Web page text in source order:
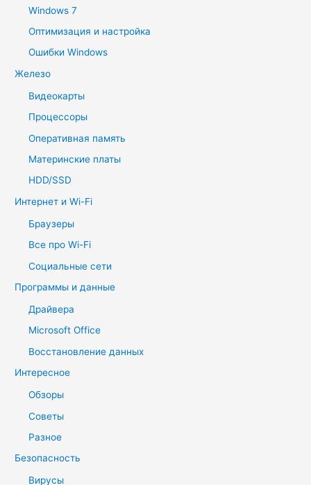
Windows 7
Оптимизация и настройка
Ошибки Windows
Железо
Видеокарты
Процессоры
Оперативная память
Материнские платы
HDD/SSD
Интернет и Wi-Fi
Браузеры
Все про Wi-Fi
Социальные сети
Программы и данные
Драйвера
Microsoft Office
Восстановление данных
Интересное
Обзоры
Советы
Разное
Безопасность
Вирусы